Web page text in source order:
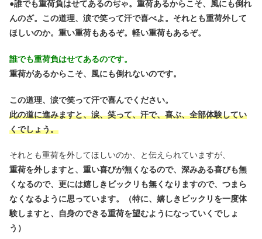
●誰でも重荷負はせてあるのぢゃ。重荷あるからこそ、風にも倒れ
んのざ。この道理、涙で笑って汗で喜べよ。それとも重荷外して
ほしいのか。重い重荷もあるぞ。軽い重荷もあるぞ。
誰でも重荷負はせてあるのです。
重荷があるからこそ、風にも倒れないのです。
この道理、涙で笑って汗で喜んでください。
此の道に進みますと、涙、笑って、汗で、喜ぶ、全部体験してい
くでしょう。
それとも重荷を外してほしいのか、と伝えられていますが、
重荷を外しますと、重い喜びが無くなるので、深みある喜びも無
くなるので、更には嬉しきビックリも無くなりますので、つまら
なくなるように思っています。（特に、嬉しきビックリを一度体
験しますと、自身のできる重荷を望むようになっていくでしょ
う）